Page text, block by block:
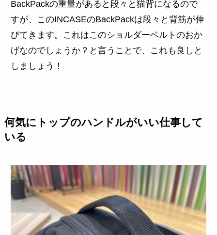
BackPackの重量があると段々と猫背になるので
すが、このINCASEのBackPackは段々と背筋が伸
びてきます。これはこのショルダーベルトのおか
げなのでしょうか？と言うことで、これも良しと
しましょう！
何気にトップのハンドルがいい仕事して
いる